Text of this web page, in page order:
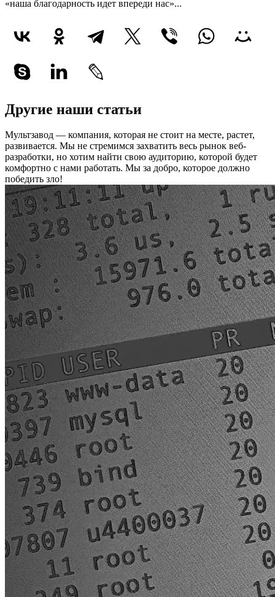
«наша благодарность идет впереди нас»...
Другие наши статьи
Мультзавод — компания, которая не стоит на месте, растет,
развивается. Мы не стремимся захватить весь рынок веб-
разработки, но хотим найти свою аудиторию, которой будет
комфортно с нами работать. Мы за добро, которое должно
победить зло!